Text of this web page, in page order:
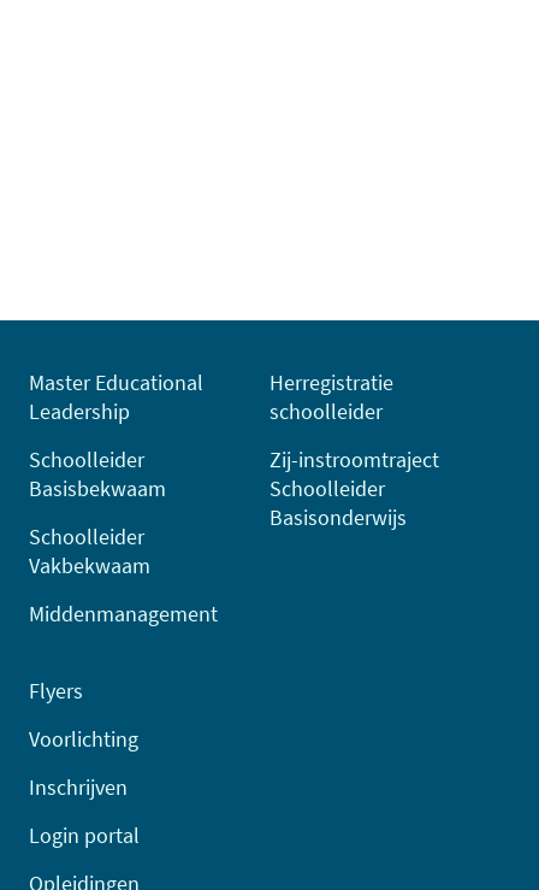
Master Educational
Leadership
Schoolleider
Basisbekwaam
Schoolleider
Vakbekwaam
Middenmanagement
Herregistratie
schoolleider
Zij-instroomtraject
Schoolleider
Basisonderwijs
Flyers
Voorlichting
Inschrijven
Login portal
Opleidingen